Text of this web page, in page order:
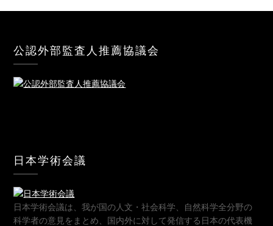
公認外部監査人推薦協議会
日本学術会議
日本学術会議は、我が国の人文・社会科学、自然科学全分野の
科学者の意見をまとめ、国内外に対して発信する日本の代表機